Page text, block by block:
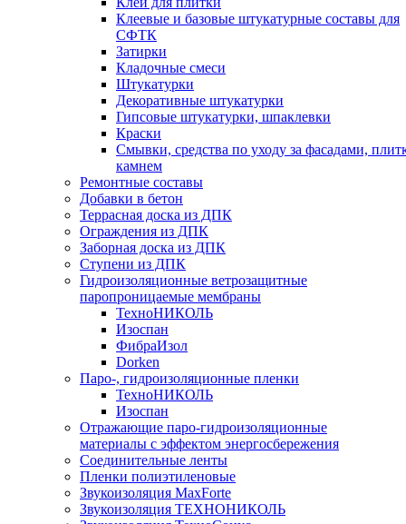
Клеевые и базовые штукатурные составы для
СФТК
Затирки
Кладочные смеси
Штукатурки
Декоративные штукатурки
Гипсовые штукатурки, шпаклевки
Краски
Смывки, средства по уходу за фасадами,
камнем
Ремонтные составы
Добавки в бетон
Террасная доска из ДПК
Ограждения из ДПК
Заборная доска из ДПК
Ступени из ДПК
Гидроизоляционные ветрозащитные
паропроницаемые мембраны
ТехноНИКОЛЬ
Изоспан
ФибраИзол
Dorken
Паро-, гидроизоляционные пленки
ТехноНИКОЛЬ
Изоспан
Отражающие паро-гидроизоляционные
материалы с эффектом энергосбережения
Соединительные ленты
Пленки полиэтиленовые
Звукоизоляция MaxForte
Звукоизоляция ТЕХНОНИКОЛЬ